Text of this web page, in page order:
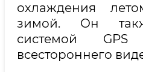
охлаждения
зимой. Он
системой
всестороннего